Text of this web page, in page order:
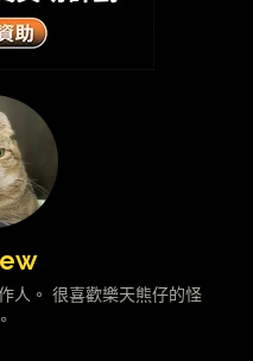
人。 很喜歡樂天熊仔的怪